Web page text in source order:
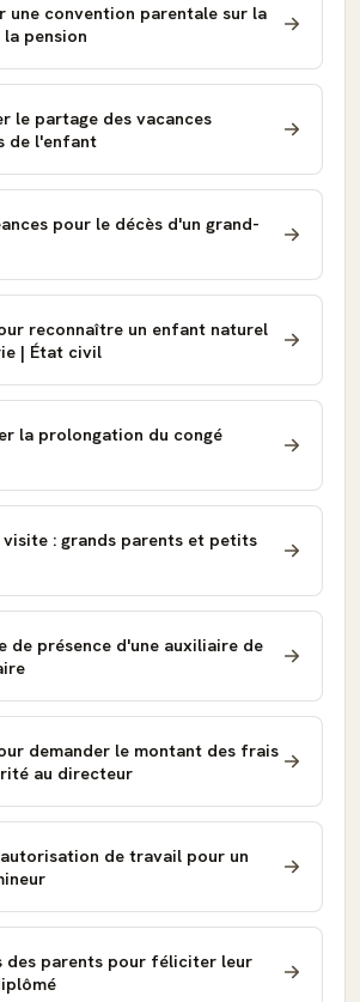
une convention parentale sur la
pension
le partage des vacances
de l'enfant
pour le décès d'un grand-
reconnaître un enfant naturel
| État civil
la prolongation du congé
: grands parents et petits
de présence d'une auxiliaire de
demander le montant des frais
au directeur
de travail pour un
des parents pour féliciter leur